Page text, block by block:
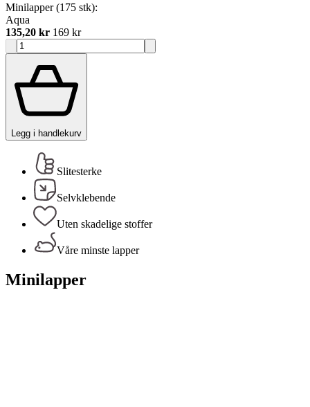
Minilapper (175 stk):
Aqua
135,20 kr 169 kr
Legg i handlekurv
Slitesterke
Selvklebende
Uten skadelige stoffer
Våre minste lapper
Minilapper